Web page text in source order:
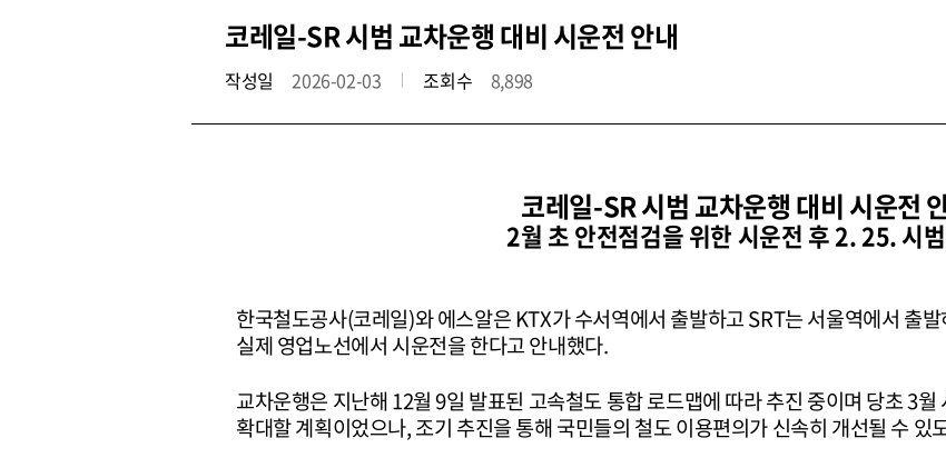
코레일-SR 시범 교차운행 대비 시운전 안내
작성일 2026-02-03 조회수 8,898
코레일-SR 시범 교차운행 대비 시운전
2월 초 안전점검을 위한 시운전 후 2. 25. 시
한국철도공사(코레일)와 에스알은 KTX가 수서역에서 출발하고 SRT는 서울역에서 출
실제 영업노선에서 시운전을 한다고 안내했다.
교차운행은 지난해 12월 9일 발표된 고속철도 통합 로드맵에 따라 추진 중이며 당초 3
확대할 계획이었으나, 조기 추진을 통해 국민들의 철도 이용편의가 신속히 개선될 수 있